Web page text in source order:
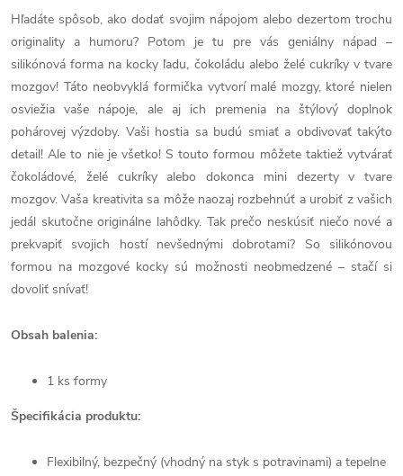
Hľadáte spôsob, ako dodať svojim nápojom alebo dezertom trochu
originality a humoru? Potom je tu pre vás geniálny nápad –
silikónová forma na kocky ľadu, čokoládu alebo želé cukríky v tvare
mozgov! Táto neobvyklá formička vytvorí malé mozgy, ktoré nielen
osviežia vaše nápoje, ale aj ich premenia na štýlový doplnok
pohárovej výzdoby. Vaši hostia sa budú smiať a obdivovať takýto
detail! Ale to nie je všetko! S touto formou môžete taktiež vytvárať
čokoládové, želé cukríky alebo dokonca mini dezerty v tvare
mozgov. Vaša kreativita sa môže naozaj rozbehnúť a urobiť z vašich
jedál skutočne originálne lahôdky. Tak prečo neskúsiť niečo nové a
prekvapiť svojich hostí nevšednými dobrotami? So silikónovou
formou na mozgové kocky sú možnosti neobmedzené – stačí si
dovoliť snívať!
Obsah balenia:
1 ks formy
Špecifikácia produktu:
Flexibilný, bezpečný (vhodný na styk s potravinami) a tepelne